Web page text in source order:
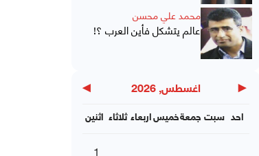
محمد علي محسن
عالم يتشكل فأين العرب ؟!
◀ اغسطس, 2026 ▶
اثنين ثلاثاء اربعاءخميسجمعة سبت احد
1